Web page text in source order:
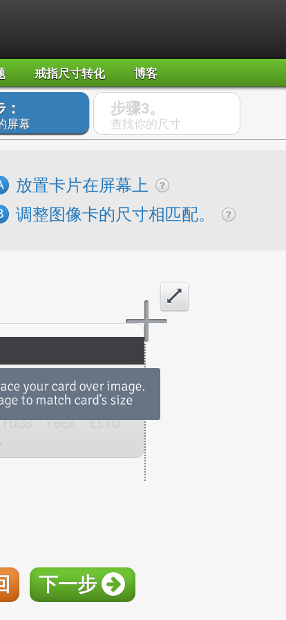
戒指尺寸转化 博客
屏幕
步骤3。
查找你的尺寸
放置卡片在屏幕上
调整图像卡的尺寸相匹配。
下一步